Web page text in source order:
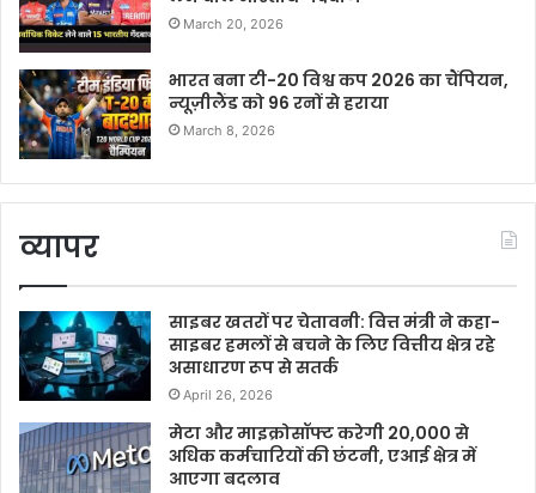
March 20, 2026
भारत बना टी-20 विश्व कप 2026 का चैंपियन,
न्यूज़ीलैंड को 96 रनों से हराया
March 8, 2026
व्यापर
साइबर खतरों पर चेतावनी: वित्त मंत्री ने कहा-
साइबर हमलों से बचने के लिए वित्तीय क्षेत्र रहे
असाधारण रूप से सतर्क
April 26, 2026
मेटा और माइक्रोसॉफ्ट करेगी 20,000 से
अधिक कर्मचारियों की छंटनी, एआई क्षेत्र में
आएगा बदलाव